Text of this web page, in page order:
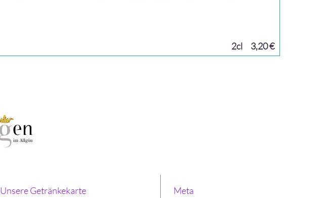
2cl 3,20 €
Unsere Getränkekarte Meta